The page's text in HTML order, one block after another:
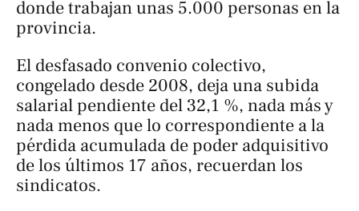
donde trabajan unas 5.000 personas en la
provincia.
El desfasado convenio colectivo,
congelado desde 2008, deja una subida
salarial pendiente del 32,1 %, nada más y
nada menos que lo correspondiente a la
pérdida acumulada de poder adquisitivo
de los últimos 17 años, recuerdan los
sindicatos.